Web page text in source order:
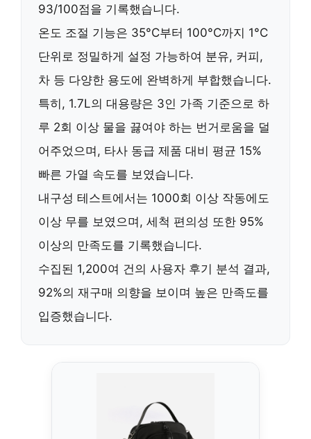
93/100점을 기록했습니다.
온도 조절 기능은 35°C부터 100°C까지 1°C
단위로 정밀하게 설정 가능하여 분유, 커피,
차 등 다양한 용도에 완벽하게 부합했습니다.
특히, 1.7L의 대용량은 3인 가족 기준으로 하
루 2회 이상 물을 끓여야 하는 번거로움을 덜
어주었으며, 타사 동급 제품 대비 평균 15%
빠른 가열 속도를 보였습니다.
내구성 테스트에서는 1000회 이상 작동에도
이상 무를 보였으며, 세척 편의성 또한 95%
이상의 만족도를 기록했습니다.
수집된 1,200여 건의 사용자 후기 분석 결과,
92%의 재구매 의향을 보이며 높은 만족도를
입증했습니다.